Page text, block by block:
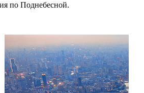
по Поднебесной.